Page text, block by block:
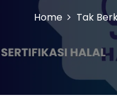
Home Tak